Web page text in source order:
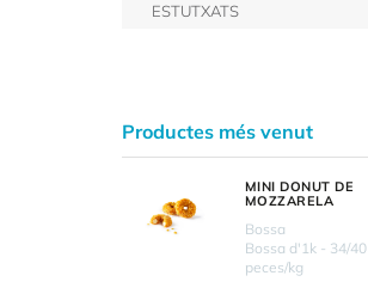
ESTUTXATS
Productes més venut
MINI DONUT DE
MOZZARELA
Bossa
Bossa d'1k - 34/40
peces/kg